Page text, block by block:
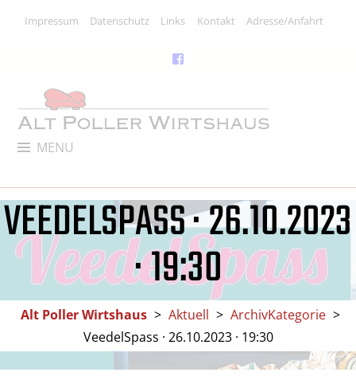
Impressum Datenschutz Links Kontakt Adresse/Anfahrt
ALT POLLER WIRTSHAUS
Kneipe, Restaurant & Kulturlokal
MENU
VEEDELSPASS · 26.10.2023
· 19:30
Alt Poller Wirtshaus > Aktuell > ArchivKategorie >
VeedelSpass · 26.10.2023 · 19:30